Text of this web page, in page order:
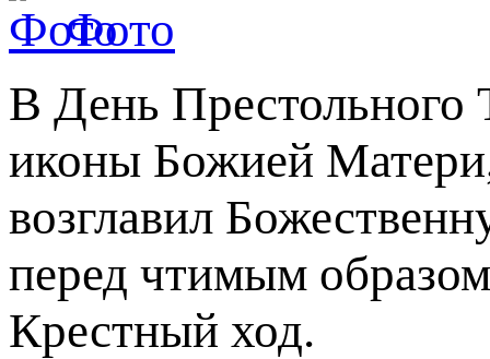
Фото
В День Престольного
иконы Божией
возглавил
перед чтимым
Крестный ход.